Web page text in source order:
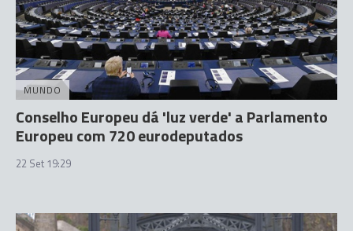
MUNDO
Conselho Europeu dá 'luz verde' a Parlamento
Europeu com 720 eurodeputados
22 Set 19:29